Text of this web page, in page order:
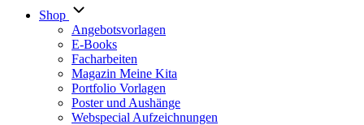
Shop
Angebotsvorlagen
E-Books
Facharbeiten
Magazin Meine Kita
Portfolio Vorlagen
Poster und Aushänge
Webspecial Aufzeichnungen